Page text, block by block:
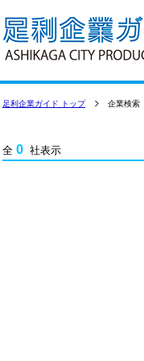
足利企業ガイド トップ 企業検索
全 0 社表示